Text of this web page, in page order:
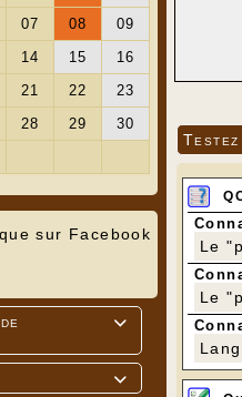
sur Facebook


Le
Le